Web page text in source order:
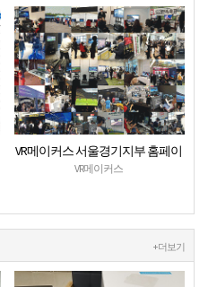
VR메이커스 서울경기지부 홈페이
지 오픈
VR메이커스
+ 더보기